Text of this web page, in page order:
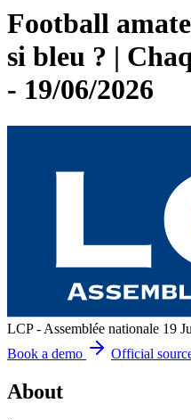
Football
si bleu ? |
- 19/06/2026
LCP - Assemblée nationale 19
Book a demo
Official
About